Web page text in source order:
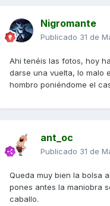
Nigromante
Publicado 31 de
Ahi tenéis las fotos, hoy
darse una vuelta, lo malo
hombro poniéndome el
ant_oc
Publicado 31 de
Queda muy bien la bolsa
pones antes la maniobra
caballo.